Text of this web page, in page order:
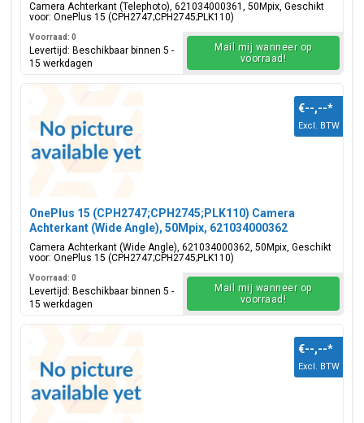
Camera Achterkant (Telephoto), 621034000361, 50Mpix, Geschikt
voor: OnePlus 15 (CPH2747;CPH2745;PLK110)
Voorraad: 0
Levertijd: Beschikbaar binnen 5 -
15 werkdagen
Mail mij wanneer op
voorraad!
OnePlus 15 (CPH2747;CPH2745;PLK110) Camera
Achterkant (Wide Angle), 50Mpix, 621034000362
Camera Achterkant (Wide Angle), 621034000362, 50Mpix, Geschikt
voor: OnePlus 15 (CPH2747;CPH2745;PLK110)
€--,--*
Excl. BTW
Voorraad: 0
Levertijd: Beschikbaar binnen 5 -
15 werkdagen
Mail mij wanneer op
voorraad!
€--,--*
Excl. BTW